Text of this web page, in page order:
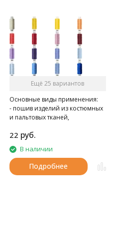
Ещё 25 вариантов
Основные виды применения:
- пошив изделий из костюмных
и пальтовых тканей,
- при швейно-клеевом
скреплении книг в типографии
22 руб.
В наличии
Подробнее